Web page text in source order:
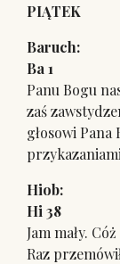
PIĄTEK
Ba 1
Panu Bogu
zaś
głosowi Pana
Hi 38
Jam mały.
Raz